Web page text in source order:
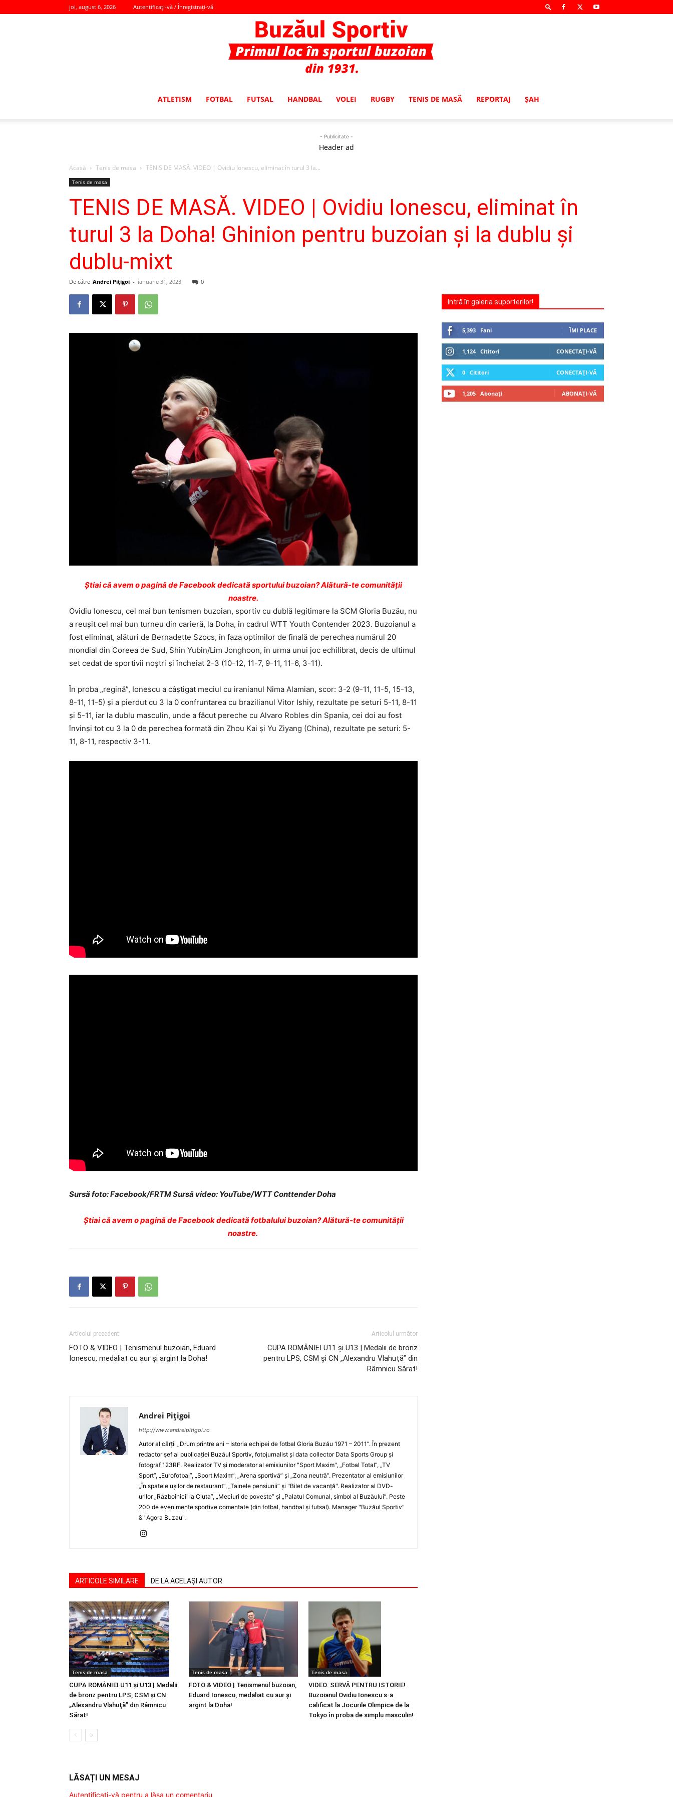
joi, august 6, 2026 Autentificați-vă / Înregistrați-vă
ATLETISM FOTBAL FUTSAL HANDBAL VOLEI RUGBY TENIS DE MASĂ REPORTAJ ŞAH
- Publicitate -
Header ad
Acasă Tenis de masa TENIS DE MASĂ. VIDEO | Ovidiu Ionescu, eliminat în turul 3 la...
Tenis de masa
TENIS DE MASĂ. VIDEO | Ovidiu Ionescu, eliminat în
turul 3 la Doha! Ghinion pentru buzoian şi la dublu şi
dublu-mixt
De către Andrei Pițigoi - ianuarie 31, 2023 0
Ştiai că avem o pagină de Facebook dedicată sportului buzoian? Alătură-te comunității
noastre.
Ovidiu Ionescu, cel mai bun tenismen buzoian, sportiv cu dublă legitimare la SCM Gloria Buzău, nu
a reuşit cel mai bun turneu din carieră, la Doha, în cadrul WTT Youth Contender 2023. Buzoianul a
fost eliminat, alături de Bernadette Szocs, în faza optimilor de finală de perechea numărul 20
mondial din Coreea de Sud, Shin Yubin/Lim Jonghoon, în urma unui joc echilibrat, decis de ultimul
set cedat de sportivii noștri și încheiat 2-3 (10-12, 11-7, 9-11, 11-6, 3-11).
În proba „regină”, Ionescu a câştigat meciul cu iranianul Nima Alamian, scor: 3-2 (9-11, 11-5, 15-13,
8-11, 11-5) şi a pierdut cu 3 la 0 confruntarea cu brazilianul Vitor Ishiy, rezultate pe seturi 5-11, 8-11
şi 5-11, iar la dublu masculin, unde a făcut pereche cu Alvaro Robles din Spania, cei doi au fost
învinşi tot cu 3 la 0 de perechea formată din Zhou Kai şi Yu Ziyang (China), rezultate pe seturi: 5-
11, 8-11, respectiv 3-11.
Sursă foto: Facebook/FRTM Sursă video: YouTube/WTT Conttender Doha
Ştiai că avem o pagină de Facebook dedicată fotbalului buzoian? Alătură-te comunității
noastre.
Articolul precedent
FOTO & VIDEO | Tenismenul buzoian, Eduard
Ionescu, medaliat cu aur şi argint la Doha!
Articolul următor
CUPA ROMÂNIEI U11 şi U13 | Medalii de bronz
pentru LPS, CSM şi CN „Alexandru Vlahuţă” din
Râmnicu Sărat!
Andrei Pițigoi
http://www.andreipitigoi.ro
Autor al cărţii „Drum printre ani – Istoria echipei de fotbal Gloria Buzău 1971 – 2011”. În prezent
redactor şef al publicaţiei Buzăul Sportiv, fotojurnalist şi data collector Data Sports Group şi
fotograf 123RF. Realizator TV şi moderator al emisiunilor "Sport Maxim", „Fotbal Total”, „TV
Sport”, „Eurofotbal”, „Sport Maxim”, „Arena sportivă” şi „Zona neutră”. Prezentator al emisiunilor
„În spatele uşilor de restaurant”, „Tainele pensiunii” şi "Bilet de vacanţă". Realizator al DVD-
urilor „Războinicii la Ciuta”, „Meciuri de poveste” şi „Palatul Comunal, simbol al Buzăului”. Peste
200 de evenimente sportive comentate (din fotbal, handbal şi futsal). Manager "Buzăul Sportiv"
& "Agora Buzau".
ARTICOLE SIMILARE DE LA ACELAȘI AUTOR
Tenis de masa
CUPA ROMÂNIEI U11 şi U13 | Medalii
de bronz pentru LPS, CSM şi CN
„Alexandru Vlahuţă” din Râmnicu
Sărat!
Tenis de masa
FOTO & VIDEO | Tenismenul buzoian,
Eduard Ionescu, medaliat cu aur şi
argint la Doha!
Tenis de masa
VIDEO. SERVĂ PENTRU ISTORIE!
Buzoianul Ovidiu Ionescu s-a
calificat la Jocurile Olimpice de la
Tokyo în proba de simplu masculin!
LĂSAȚI UN MESAJ
Autentificați-vă pentru a lăsa un comentariu
Intră în galeria suporterilor!
5,393 Fani ÎMI PLACE
1,124 Cititori CONECTAȚI-VĂ
0 Cititori CONECTAȚI-VĂ
1,205 Abonați ABONAȚI-VĂ